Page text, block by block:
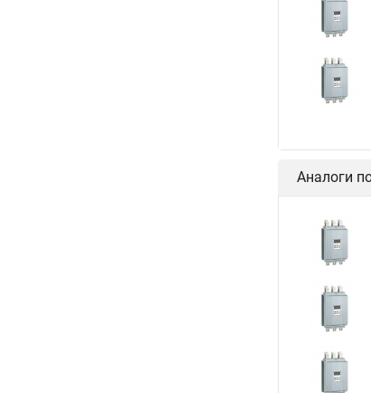
Аналоги